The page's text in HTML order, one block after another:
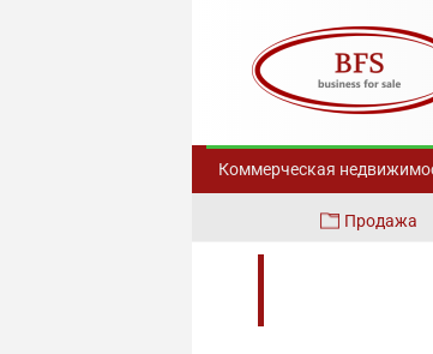
Коммерческая
Продажа